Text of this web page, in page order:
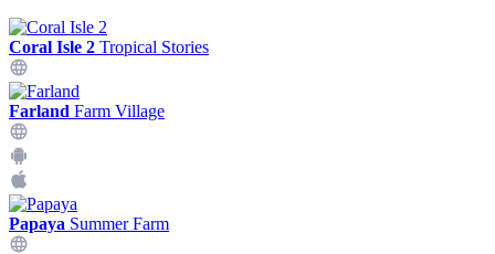
Coral Isle 2 Tropical Stories
Farland Farm Village
Papaya Summer Farm